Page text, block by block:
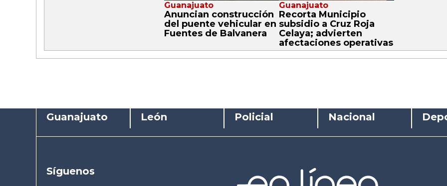
Guanajuato
Anuncian construcción
del puente vehicular en
Fuentes de Balvanera
Guanajuato
Recorta Municipio
subsidio a Cruz Roja
Celaya; advierten
afectaciones operativas
Guanajuato León Policial Nacional
Síguenos